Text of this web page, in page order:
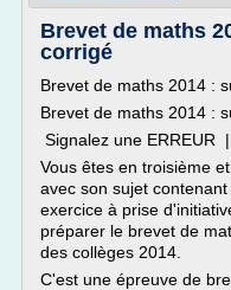
Brevet de maths
corrigé
Brevet de maths 2014 :
Brevet de maths 2014 :
Signalez une ERREUR |
Vous êtes en troisième
avec son sujet
exercice à prise
préparer le brevet de
des collèges 2014.
C'est une épreuve de